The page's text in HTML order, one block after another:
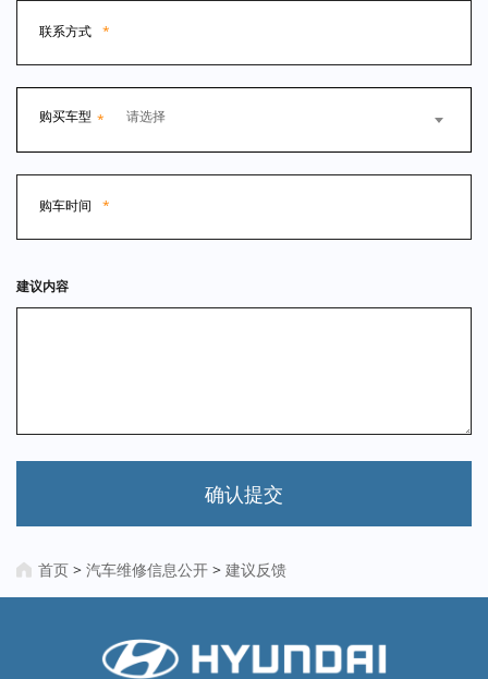
联系方式 *
购买车型 * 请选择
购车时间 *
建议内容
确认提交
首页 > 汽车维修信息公开 > 建议反馈